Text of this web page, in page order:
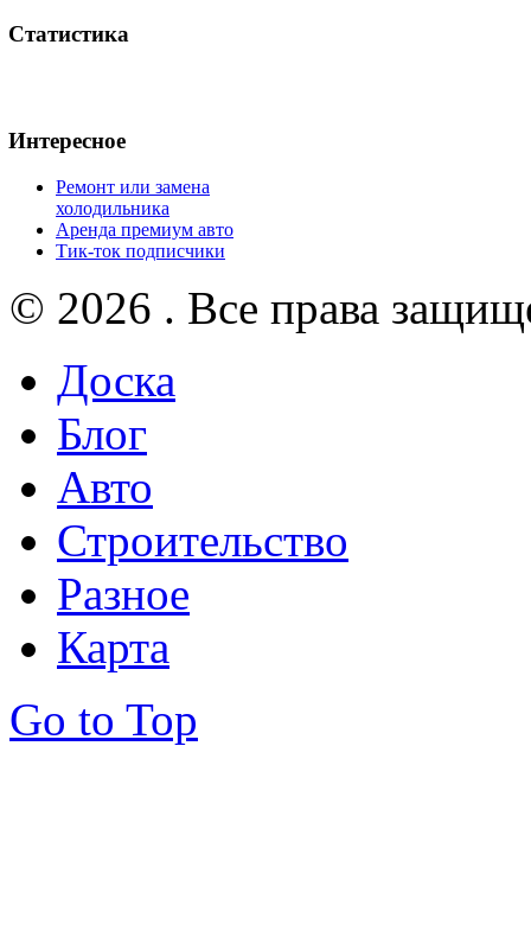
Статистика
Интересное
Ремонт или замена
холодильника
Аренда премиум авто
Тик-ток подписчики
© 2026 . Все права
Доска
Блог
Авто
Строительство
Разное
Карта
Go to Top